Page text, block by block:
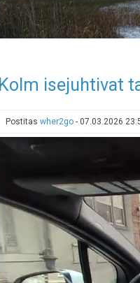
Kolm isejuhtivat
Postitas wher2go - 07.03.2026